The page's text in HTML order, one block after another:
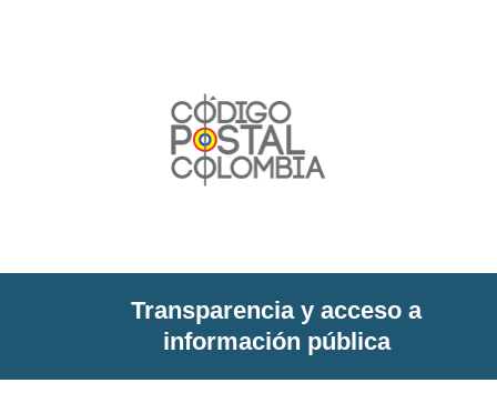
Transparencia y acceso a
información pública